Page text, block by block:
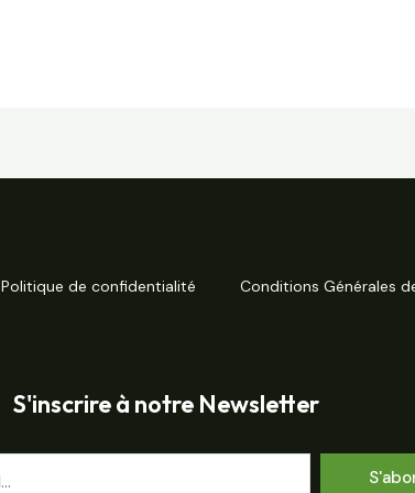
Politique de confidentialité Conditions Générales
S'inscrire à notre Newsletter